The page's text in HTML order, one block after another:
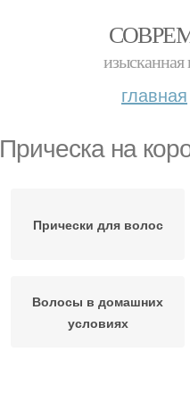
изысканная
главная
Прическа на
Прически для волос
Волосы в домашних
условиях